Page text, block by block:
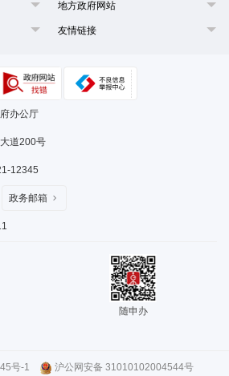
地方政府网站
友情链接
办公厅
道200号
12345
政务邮箱
随申办
号-1 沪公网安备 31010102004544号